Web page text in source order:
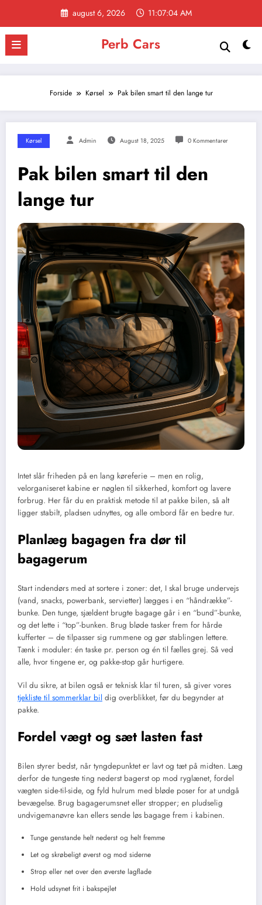
indhold
august 6, 2026 11:07:04 AM
Perb Cars
Forside Kørsel Pak bilen smart til den lange tur
Kørsel Admin August 18, 2025 0 Kommentarer
Pak bilen smart til den
lange tur
Intet slår friheden på en lang køreferie – men en rolig,
velorganiseret kabine er nøglen til sikkerhed, komfort og lavere
forbrug. Her får du en praktisk metode til at pakke bilen, så alt
ligger stabilt, pladsen udnyttes, og alle ombord får en bedre tur.
Planlæg bagagen fra dør til
bagagerum
Start indendørs med at sortere i zoner: det, I skal bruge undervejs
(vand, snacks, powerbank, servietter) lægges i en “håndrække”-
bunke. Den tunge, sjældent brugte bagage går i en “bund”-bunke,
og det lette i “top”-bunken. Brug bløde tasker frem for hårde
kufferter – de tilpasser sig rummene og gør stablingen lettere.
Tænk i moduler: én taske pr. person og én til fælles grej. Så ved
alle, hvor tingene er, og pakke-stop går hurtigere.
Vil du sikre, at bilen også er teknisk klar til turen, så giver vores
tjekliste til sommerklar bil dig overblikket, før du begynder at
pakke.
Fordel vægt og sæt lasten fast
Bilen styrer bedst, når tyngdepunktet er lavt og tæt på midten. Læg
derfor de tungeste ting nederst bagerst op mod ryglænet, fordel
vægten side-til-side, og fyld hulrum med bløde poser for at undgå
bevægelse. Brug bagagerumsnet eller stropper; en pludselig
undvigemanøvre kan ellers sende løs bagage frem i kabinen.
Tunge genstande helt nederst og helt fremme
Let og skrøbeligt øverst og mod siderne
Strop eller net over den øverste lagflade
Hold udsynet frit i bakspejlet